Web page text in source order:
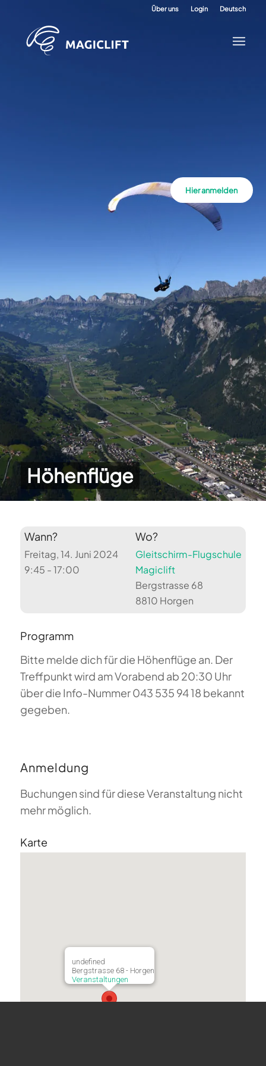
Über uns Login Deutsch
Höhenflüge
Hier anmelden
Wann?
Freitag, 14. Juni 2024
9:45 - 17:00
Wo?
Gleitschirm-Flugschule
Magiclift
Bergstrasse 68
8810 Horgen
Programm
Bitte melde dich für die Höhenflüge an. Der
Treffpunkt wird am Vorabend ab 20:30 Uhr
über die Info-Nummer 043 535 94 18 bekannt
gegeben.
Anmeldung
Buchungen sind für diese Veranstaltung nicht
mehr möglich.
Karte
undefined
Bergstrasse 68 - Horgen
Veranstaltungen